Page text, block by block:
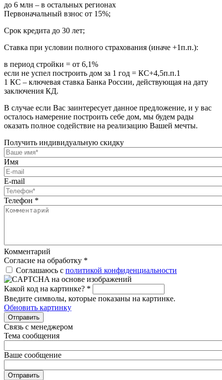
до 6 млн – в остальных регионах
Первоначальный взнос от 15%;
Срок кредита до 30 лет;
Ставка при условии полного страхования (иначе +1п.п.):
в период стройки = от 6,1%
если не успел построить дом за 1 год = КС+4,5п.п.1
1 КС – ключевая ставка Банка России, действующая на дату
заключения КД.
В случае если Вас заинтересует данное предложение, и у вас
осталось намерение построить себе дом, мы будем рады
оказать полное содействие на реализацию Вашей мечты.
Получить индивидуальную скидку
Имя
E-mail
Телефон *
Комментарий
Согласие на обработку *
Соглашаюсь с политикой конфиденциальности
Какой код на картинке? *
Введите символы, которые показаны на картинке.
Обновить картинку
Отправить
Связь с менеджером
Тема сообщения
Ваше сообщение
Отправить